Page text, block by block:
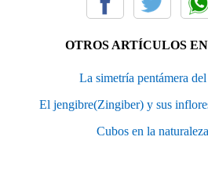
OTROS ARTÍCULOS
La simetría pentámera
El jengibre(Zingiber) y sus
Cubos en la